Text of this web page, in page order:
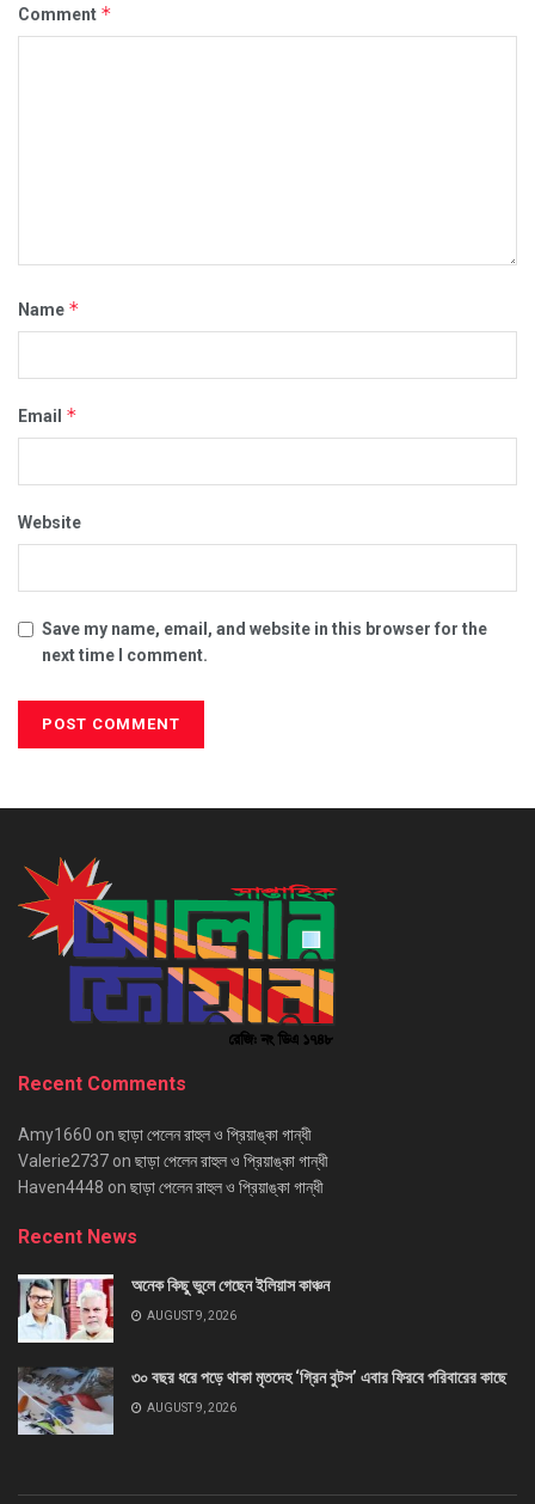
Comment *
Name *
Email *
Website
Save my name, email, and website in this browser for the
next time I comment.
Recent Comments
Amy1660 on ছাড়া পেলেন রাহুল ও প্রিয়াঙ্কা গান্ধী
Valerie2737 on ছাড়া পেলেন রাহুল ও প্রিয়াঙ্কা গান্ধী
Haven4448 on ছাড়া পেলেন রাহুল ও প্রিয়াঙ্কা গান্ধী
Recent News
অনেক কিছু ভুলে গেছেন ইলিয়াস কাঞ্চন
AUGUST 9, 2026
৩০ বছর ধরে পড়ে থাকা মৃতদেহ ‘গ্রিন বুটস’ এবার ফিরবে পরিবারের কাছে
AUGUST 9, 2026